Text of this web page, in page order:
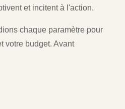
et incitent à l'action.
chaque paramètre pour
votre budget. Avant